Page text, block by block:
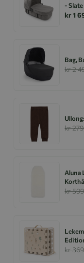
- Slate
kr 1
Bag,
kr 2
kr
Aluna
kr
kr